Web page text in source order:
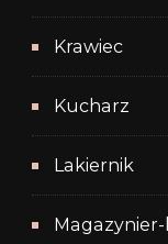
Krawiec
Kucharz
Lakiernik